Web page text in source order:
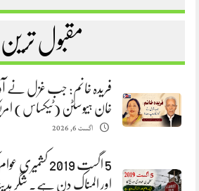
مقبول ترین
فریدہ خانم: جب غزل نے
خان ہیوسٹن (ٹیکساس)
اگست 6, 2026
5 اگست 2019
اور المناک دن ہے. شگر